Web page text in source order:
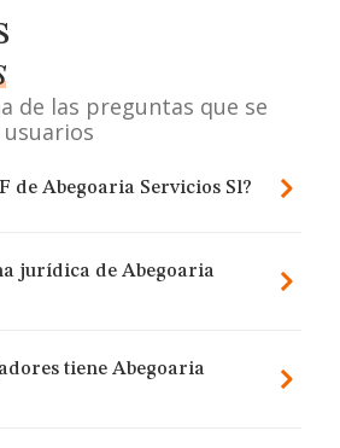
de las preguntas que se
de Abegoaria Servicios Sl?
jurídica de Abegoaria
tiene Abegoaria